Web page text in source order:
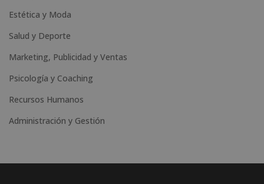
Estética y Moda
Salud y Deporte
Marketing, Publicidad y Ventas
Psicología y Coaching
Recursos Humanos
Administración y Gestión